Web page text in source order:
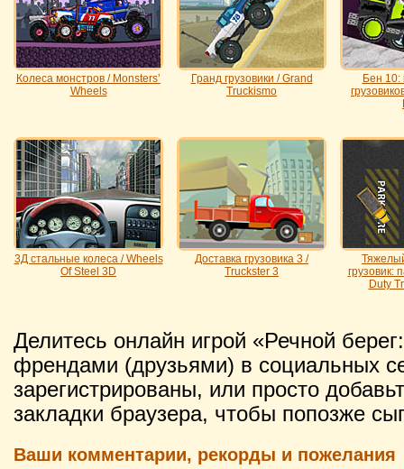
Колеса монстров / Monsters’
Wheels
Гранд грузовики / Grand
Truckismo
Бен 10:
3Д cтальные колеса / Wheels
Of Steel 3D
Доставка грузовика 3 /
Truckster 3
грузовик:
Duty
Делитесь онлайн игрой «Речной
френдами (друзьями) в социальных
зарегистрированы, или просто
закладки браузера, чтобы попозже
Ваши комментарии, рекорды и пожелания